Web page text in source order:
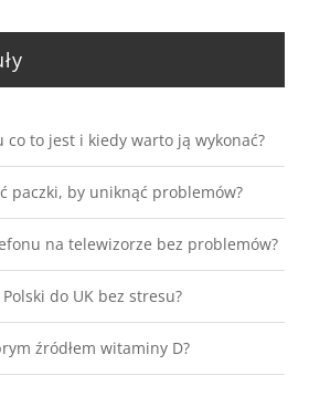
co to jest i kiedy warto ją wykonać?
paczki, by uniknąć problemów?
na telewizorze bez problemów?
Polski do UK bez stresu?
źródłem witaminy D?